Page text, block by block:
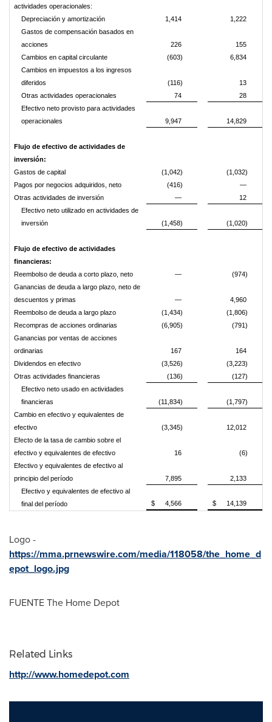
actividades operacionales:
Depreciación y amortización
1,414
1,222
Gastos de compensación basados en
acciones
226
155
Cambios en capital circulante
(603)
6,834
Cambios en impuestos a los ingresos
diferidos
(116)
13
Otras actividades operacionales
74
28
Efectivo neto provisto para actividades
operacionales
9,947 14,829
Flujo de efectivo de actividades de
inversión:
Gastos de capital
(1,042)
(1,032)
Pagos por negocios adquiridos, neto
(416)
—
Otras actividades de inversión
—
12
Efectivo neto utilizado en actividades de
inversión
(1,458) (1,020)
Flujo de efectivo de actividades
financieras:
Reembolso de deuda a corto plazo, neto
—
(974)
Ganancias de deuda a largo plazo, neto de
descuentos y primas
—
4,960
Reembolso de deuda a largo plazo
(1,434)
(1,806)
Recompras de acciones ordinarias
(6,905)
(791)
Ganancias por ventas de acciones
ordinarias
167
164
Dividendos en efectivo
(3,526)
(3,223)
Otras actividades financieras
(136)
(127)
Efectivo neto usado en actividades
financieras
(11,834)
(1,797)
Cambio en efectivo y equivalentes de
efectivo
(3,345)
12,012
Efecto de la tasa de cambio sobre el
efectivo y equivalentes de efectivo
16
(6)
Efectivo y equivalentes de efectivo al
principio del período
7,895
2,133
Efectivo y equivalentes de efectivo al
final del período
$ 4,566 $ 14,139
Logo -
https://mma.prnewswire.com/media/118058/the_home_d
epot_logo.jpg
FUENTE The Home Depot
Related Links
http://www.homedepot.com